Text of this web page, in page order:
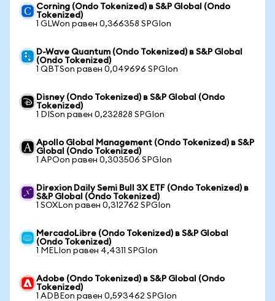
Corning (Ondo Tokenized) в S&P Global (Ondo
Tokenized)
1 GLWon равен 0,366358 SPGIon
D-Wave Quantum (Ondo Tokenized) в S&P Global
(Ondo Tokenized)
1 QBTSon равен 0,049696 SPGIon
Disney (Ondo Tokenized) в S&P Global (Ondo
Tokenized)
1 DISon равен 0,232828 SPGIon
Apollo Global Management (Ondo Tokenized) в S&P
Global (Ondo Tokenized)
1 APOon равен 0,303506 SPGIon
Direxion Daily Semi Bull 3X ETF (Ondo Tokenized) в
S&P Global (Ondo Tokenized)
1 SOXLon равен 0,312762 SPGIon
MercadoLibre (Ondo Tokenized) в S&P Global
(Ondo Tokenized)
1 MELIon равен 4,4311 SPGIon
Adobe (Ondo Tokenized) в S&P Global (Ondo
Tokenized)
1 ADBEon равен 0,593462 SPGIon